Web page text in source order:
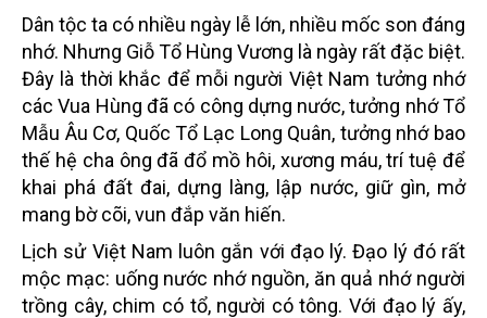
Dân tộc ta có nhiều ngày lễ lớn, nhiều mốc son đáng
nhớ. Nhưng Giỗ Tổ Hùng Vương là ngày rất đặc biệt.
Đây là thời khắc để mỗi người Việt Nam tưởng nhớ
các Vua Hùng đã có công dựng nước, tưởng nhớ Tổ
Mẫu Âu Cơ, Quốc Tổ Lạc Long Quân, tưởng nhớ bao
thế hệ cha ông đã đổ mồ hôi, xương máu, trí tuệ để
khai phá đất đai, dựng làng, lập nước, giữ gìn, mở
mang bờ cõi, vun đắp văn hiến.
Lịch sử Việt Nam luôn gắn với đạo lý. Đạo lý đó rất
mộc mạc: uống nước nhớ nguồn, ăn quả nhớ người
trồng cây, chim có tổ, người có tông. Với đạo lý ấy,